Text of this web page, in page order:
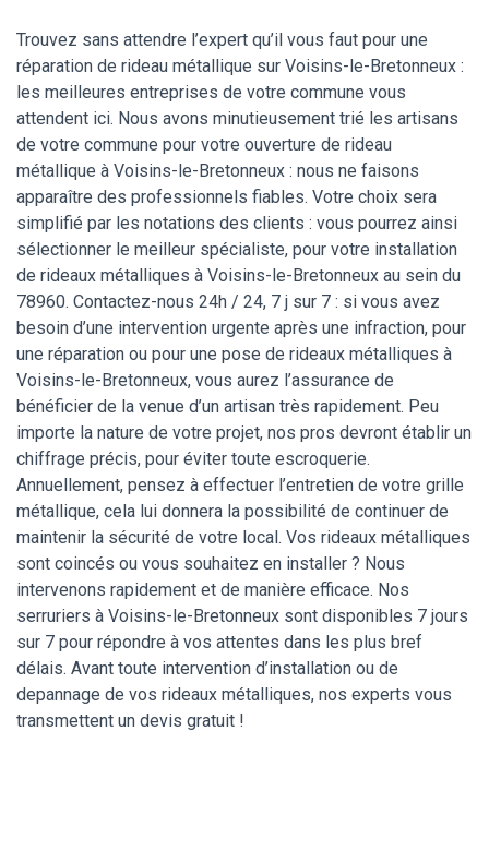
Trouvez sans attendre l’expert qu’il vous faut pour une
réparation de rideau métallique sur Voisins-le-Bretonneux :
les meilleures entreprises de votre commune vous
attendent ici. Nous avons minutieusement trié les artisans
de votre commune pour votre ouverture de rideau
métallique à Voisins-le-Bretonneux : nous ne faisons
apparaître des professionnels fiables. Votre choix sera
simplifié par les notations des clients : vous pourrez ainsi
sélectionner le meilleur spécialiste, pour votre installation
de rideaux métalliques à Voisins-le-Bretonneux au sein du
78960. Contactez-nous 24h / 24, 7 j sur 7 : si vous avez
besoin d’une intervention urgente après une infraction, pour
une réparation ou pour une pose de rideaux métalliques à
Voisins-le-Bretonneux, vous aurez l’assurance de
bénéficier de la venue d’un artisan très rapidement. Peu
importe la nature de votre projet, nos pros devront établir un
chiffrage précis, pour éviter toute escroquerie.
Annuellement, pensez à effectuer l’entretien de votre grille
métallique, cela lui donnera la possibilité de continuer de
maintenir la sécurité de votre local. Vos rideaux métalliques
sont coincés ou vous souhaitez en installer ? Nous
intervenons rapidement et de manière efficace. Nos
serruriers à Voisins-le-Bretonneux sont disponibles 7 jours
sur 7 pour répondre à vos attentes dans les plus bref
délais. Avant toute intervention d’installation ou de
depannage de vos rideaux métalliques, nos experts vous
transmettent un devis gratuit !